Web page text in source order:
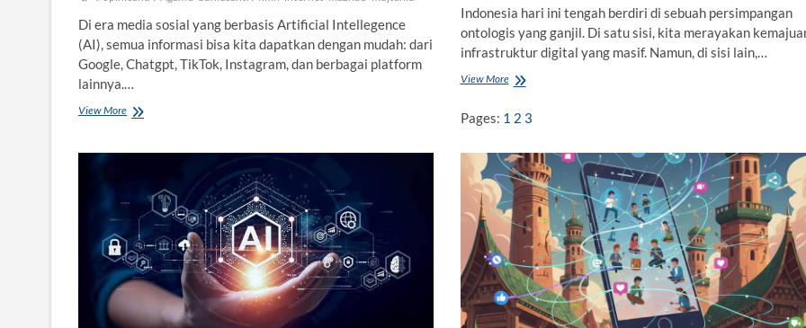
t
a
M
s
n
c
a
r
i
T
u
a
n
?
Di era media sosial yang berbasis Artificial Intellegence
(AI), semua informasi bisa kita dapatkan dengan mudah: dari
Google, Chatgpt, TikTok, Instagram, dan berbagai platform
lainnya.…
View More
m
a
B
e
b
s
Indonesia hari ini tengah berdiri di sebuah persimpangan
ontologis yang ganjil. Di satu sisi, kita merayakan
infrastruktur digital yang masif. Namun, di sisi lain,…
View MoreD
m
o
r
a
s
i
d
i
S
i
m
p
Pages: 1 2 3